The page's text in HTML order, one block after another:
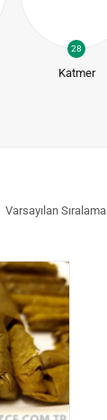
28
Katmer
Varsayılan Sıralama